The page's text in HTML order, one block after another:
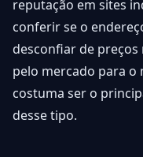
reputação em sites
conferir se o
desconfiar de
pelo mercado para o
costuma ser o
desse tipo.